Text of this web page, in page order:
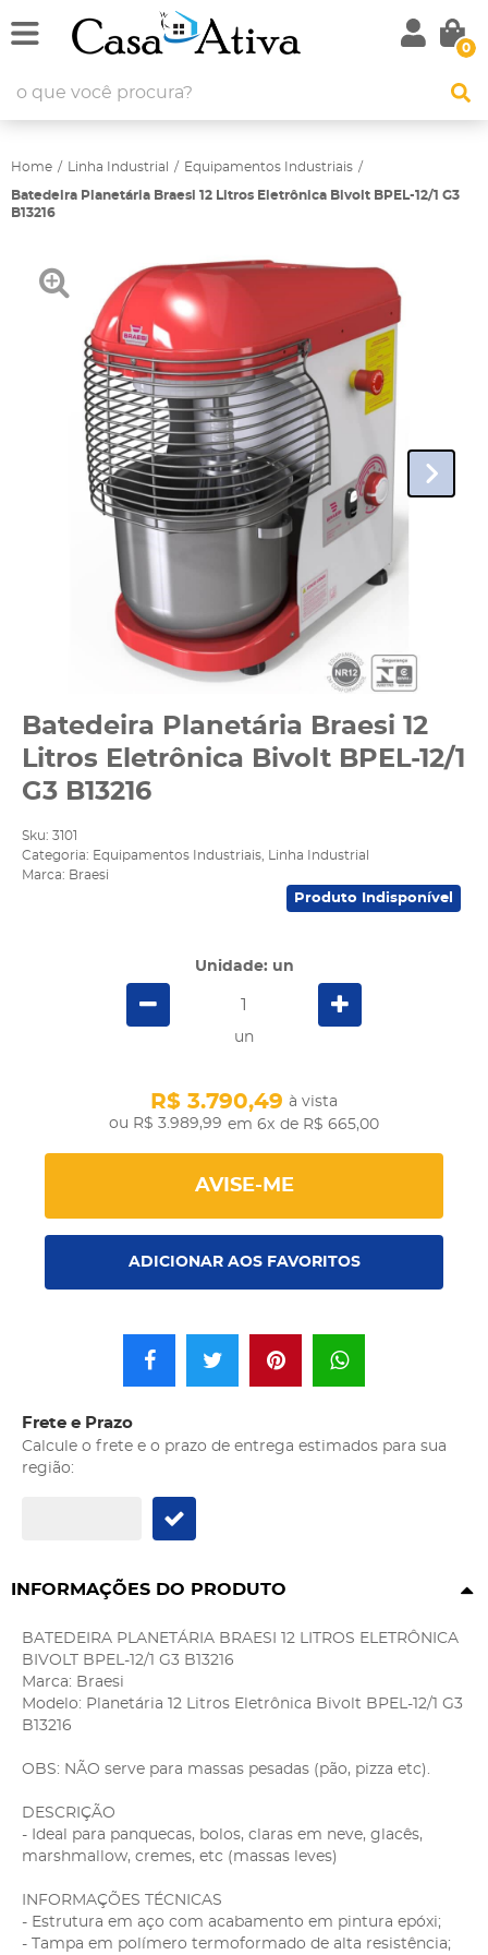
0
Home Linha Industrial Equipamentos Industriais
Batedeira Planetária Braesi 12 Litros Eletrônica Bivolt BPEL-12/1 G3
B13216
Batedeira Planetária Braesi 12
Litros Eletrônica Bivolt BPEL-12/1
G3 B13216
Sku: 3101
Categoria: Equipamentos Industriais
Linha Industrial
Marca: Braesi
Produto Indisponível
Unidade: un
un
R$ 3.989,99
R$ 3.790,49 à vista
em 6x de R$ 665,00
AVISE-ME
ADICIONAR AOS FAVORITOS
Frete e Prazo
Calcule o frete e o prazo de entrega estimados para sua
região:
INFORMAÇÕES DO PRODUTO
BATEDEIRA PLANETÁRIA BRAESI 12 LITROS ELETRÔNICA
BIVOLT BPEL-12/1 G3 B13216
Marca: Braesi
Modelo: Planetária 12 Litros Eletrônica Bivolt BPEL-12/1 G3
B13216
OBS: NÃO serve para massas pesadas (pão, pizza etc).
DESCRIÇÃO
- Ideal para panquecas, bolos, claras em neve, glacês,
marshmallow, cremes, etc (massas leves)
INFORMAÇÕES TÉCNICAS
- Estrutura em aço com acabamento em pintura epóxi;
- Tampa em polímero termoformado de alta resistência;